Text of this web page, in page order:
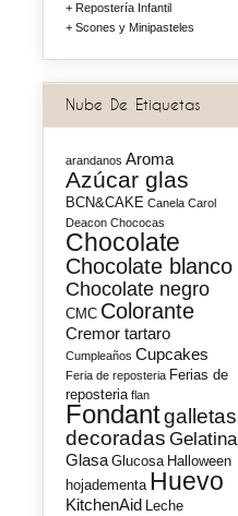
Repostería Infantil
Scones y Minipasteles
Nube De Etiquetas
arandanos Aroma
Azúcar glas
BCN&CAKE Canela Carol
Deacon Chococas
Chocolate
Chocolate blanco
Chocolate negro
CMC Colorante
Cremor tartaro
Cumpleaños Cupcakes
Feria de reposteria Ferias de
reposteria flan
Fondantgalletas
decoradas Gelatina
Glasa Glucosa Halloween
hojadementa Huevo
KitchenAid Leche